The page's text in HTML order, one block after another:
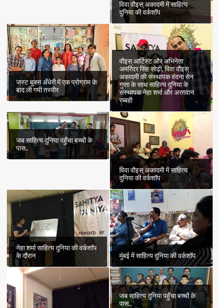
विवा वौइस् अकादमी में साहित्य
दुनिया की वर्कशॉप
जस्ट बुक्स अँधेरी में एक प्रोग्राम के
बाद ली गयी तस्वीर
वौइस् आर्टिस्ट और अभिनेता
अमरिंदर सिंह सोढ़ी, विवा वौइस्
अकादमी की संस्थापक वंदना सेन
गुप्ता के साथ साहित्य दुनिया के
संस्थापक नेहा शर्मा और अरग़वान
रब्बही
जब साहित्य दुनिया पहुँचा बच्चों के
पास..
विवा वौइस् अकादमी में साहित्य
दुनिया की वर्कशॉप
नेहा शर्मा साहित्य दुनिया की वर्कशॉप
के दौरान
मुंबई में साहित्य दुनिया की वर्कशॉप
जब साहित्य दुनिया पहुँचा बच्चों के
पास..